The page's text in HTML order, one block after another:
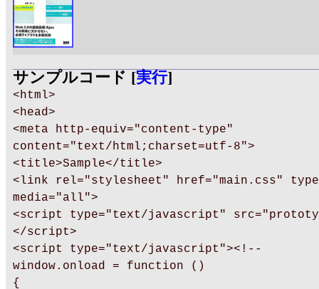
サンプルコード [実行]
<html>
<head>
<meta http-equiv="content-type"
content="text/html;charset=utf-8">
<title>Sample</title>
<link rel="stylesheet" href="main.css"
media="all">
<script type="text/javascript"
</script>
<script type="text/javascript"><!--
window.onload = function ()
{